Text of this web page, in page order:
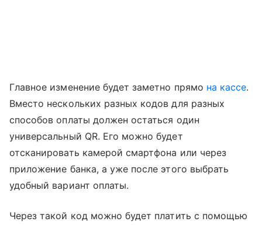
Главное изменение будет заметно прямо на кассе.
Вместо нескольких разных кодов для разных
способов оплаты должен остаться один
универсальный QR. Его можно будет
отсканировать камерой смартфона или через
приложение банка, а уже после этого выбрать
удобный вариант оплаты.
Через такой код можно будет платить с помощью